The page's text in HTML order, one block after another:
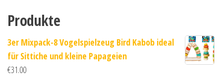
Produkte
3er Mixpack-8 Vogelspielzeug Bird Kabob ideal
für Sittiche und kleine Papageien
€31.00